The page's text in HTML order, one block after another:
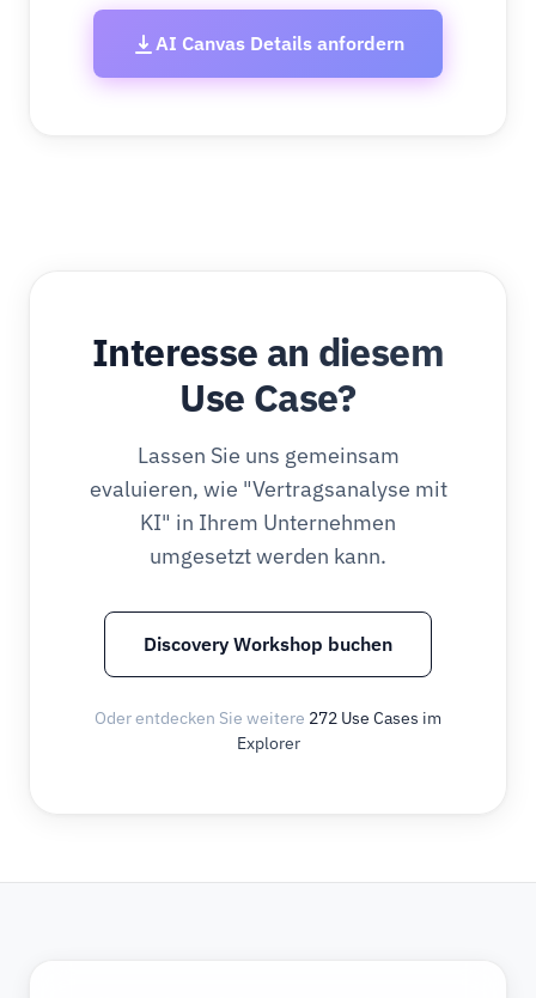
AI Canvas Details anfordern
Interesse an diesem
Use Case?
Lassen Sie uns gemeinsam
evaluieren, wie "Vertragsanalyse mit
KI" in Ihrem Unternehmen
umgesetzt werden kann.
Discovery Workshop buchen
Oder entdecken Sie weitere 272 Use Cases im
Explorer